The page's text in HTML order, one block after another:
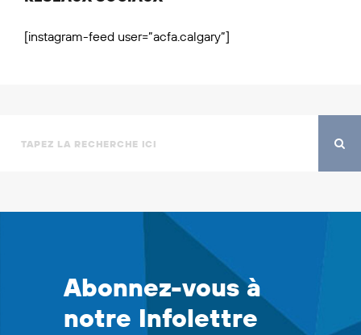
[instagram-feed user=”acfa.calgary”]
Abonnez-vous à
notre Infolettre